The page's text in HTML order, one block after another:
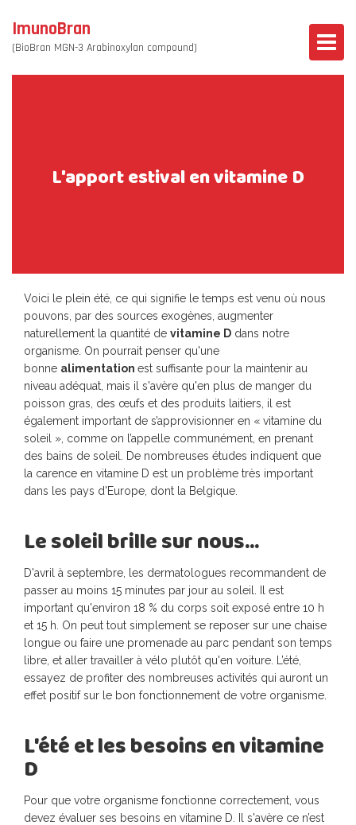
ImunoBran
(BioBran MGN-3 Arabinoxylan compound)
L'apport estival en vitamine D
Voici le plein été, ce qui signifie le temps est venu où nous
pouvons, par des sources exogènes, augmenter
naturellement la quantité de vitamine D dans notre
organisme. On pourrait penser qu'une
bonne alimentation est suffisante pour la maintenir au
niveau adéquat, mais il s'avère qu'en plus de manger du
poisson gras, des œufs et des produits laitiers, il est
également important de s’approvisionner en « vitamine du
soleil », comme on l’appelle communément, en prenant
des bains de soleil. De nombreuses études indiquent que
la carence en vitamine D est un problème très important
dans les pays d'Europe, dont la Belgique.
Le soleil brille sur nous…
D'avril à septembre, les dermatologues recommandent de
passer au moins 15 minutes par jour au soleil. Il est
important qu'environ 18 % du corps soit exposé entre 10 h
et 15 h. On peut tout simplement se reposer sur une chaise
longue ou faire une promenade au parc pendant son temps
libre, et aller travailler à vélo plutôt qu'en voiture. L’été,
essayez de profiter des nombreuses activités qui auront un
effet positif sur le bon fonctionnement de votre organisme.
L'été et les besoins en vitamine
D
Pour que votre organisme fonctionne correctement, vous
devez évaluer ses besoins en vitamine D. Il s'avère ce n’est